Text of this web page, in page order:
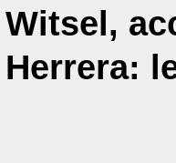
Witsel,
Herrera: